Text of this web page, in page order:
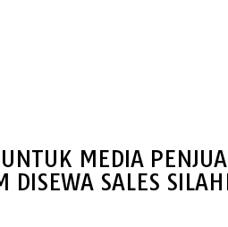
MEDIA
DISEWA SALES